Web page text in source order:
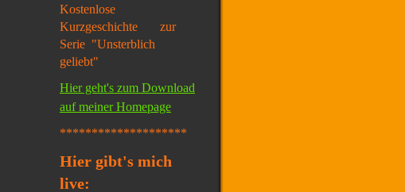
Kostenlose
Kurzgeschichte zur
Serie "Unsterblich
geliebt"
Hier geht's zum Download
auf meiner Homepage
********************
Hier gibt's mich
live: